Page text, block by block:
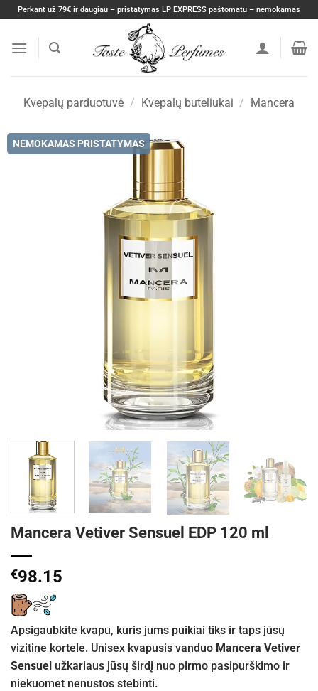
Skip
content
Perkant už 79€ ir daugiau – pristatymas LP EXPRESS paštomatu – nemokamas
Kvepalų parduotuvė / Kvepalų buteliukai / Mancera
NEMOKAMAS PRISTATYMAS
Mancera Vetiver Sensuel EDP 120 ml
€98.15
Apsigaubkite kvapu, kuris jums puikiai tiks ir taps jūsų
vizitine kortele. Unisex kvapusis vanduo Mancera Vetiver
Sensuel užkariaus jūsų širdį nuo pirmo pasipurškimo ir
niekuomet nenustos stebinti.